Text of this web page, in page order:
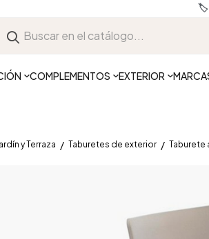
🏷️
COMPLEMENTOS EXTERIOR
y Terraza Taburetes de exterior Taburete